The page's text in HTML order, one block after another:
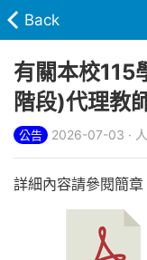
Back
有關本校115
階段)代理教
公告 2026-07-03 · 人
詳細內容請參閱簡章